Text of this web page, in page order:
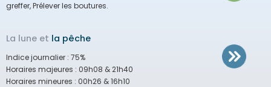
greffer, Prélever les boutures.
La lune et la pêche
Indice journalier : 75%
Horaires majeures : 09h08 & 21h40
Horaires mineures : 00h26 & 16h10